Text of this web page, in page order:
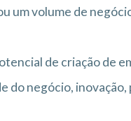
um volume de
de criação de
do negócio,